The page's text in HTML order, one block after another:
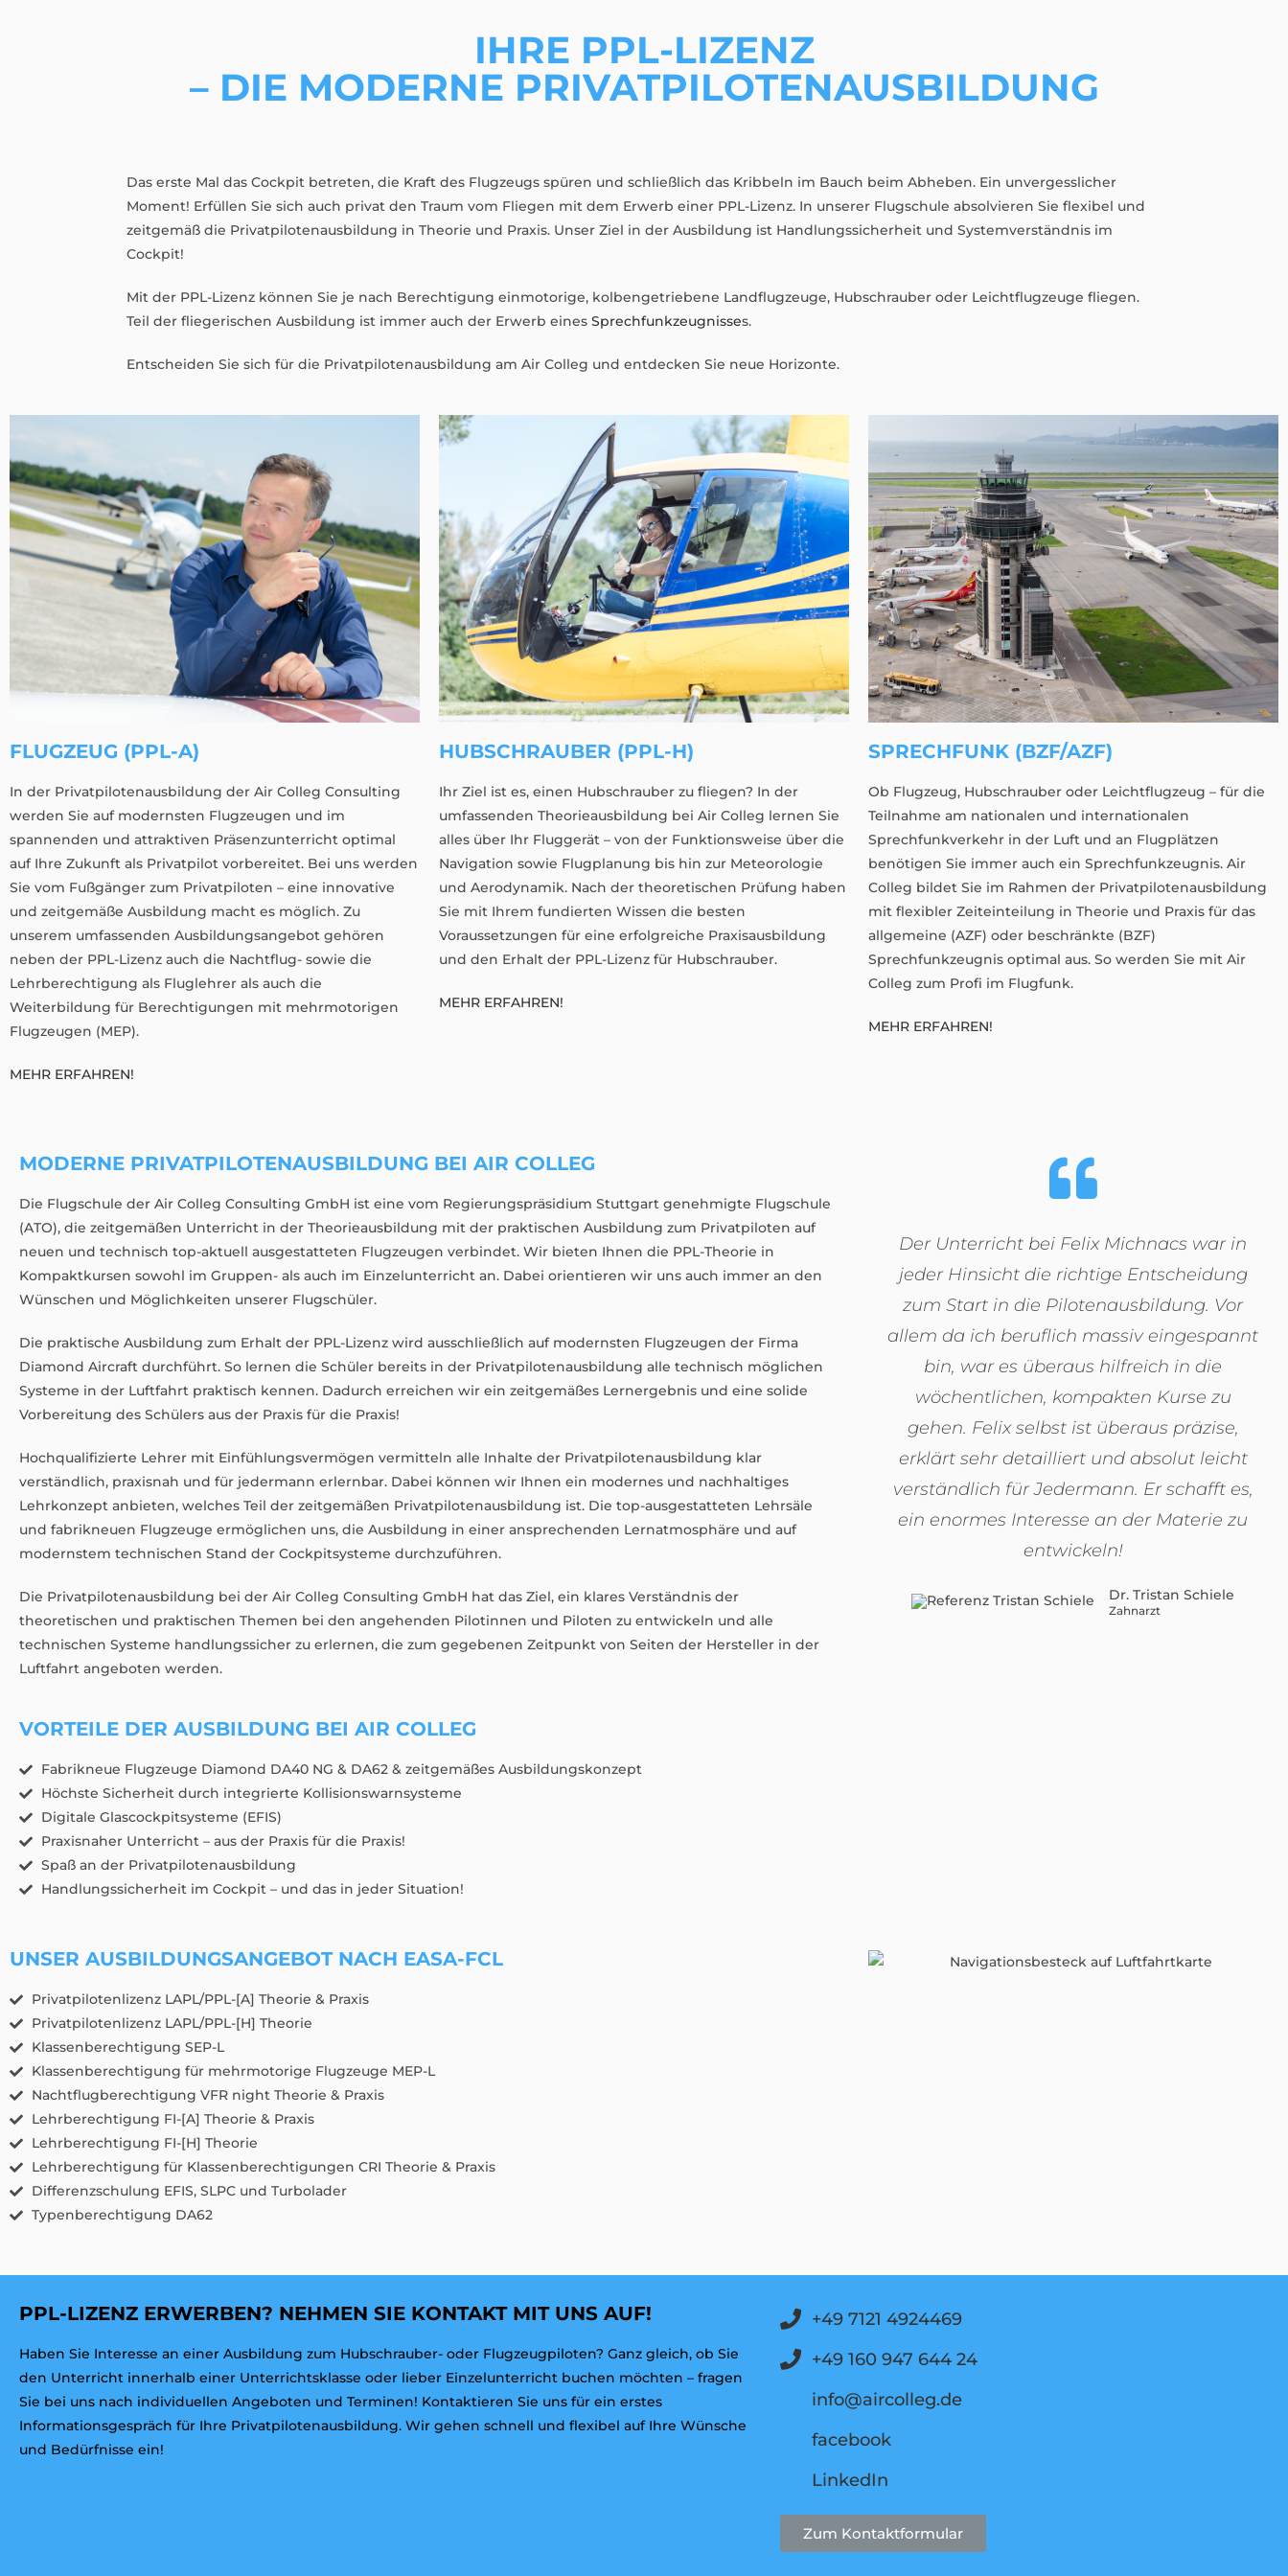
IHRE PPL-LIZENZ
– DIE MODERNE PRIVATPILOTENAUSBILDUNG
Das erste Mal das Cockpit betreten, die Kraft des Flugzeugs spüren und schließlich das Kribbeln im Bauch beim Abheben. Ein unvergesslicher
Moment! Erfüllen Sie sich auch privat den Traum vom Fliegen mit dem Erwerb einer PPL-Lizenz. In unserer Flugschule absolvieren Sie flexibel und
zeitgemäß die Privatpilotenausbildung in Theorie und Praxis. Unser Ziel in der Ausbildung ist Handlungssicherheit und Systemverständnis im
Cockpit!
Mit der PPL-Lizenz können Sie je nach Berechtigung einmotorige, kolbengetriebene Landflugzeuge, Hubschrauber oder Leichtflugzeuge fliegen.
Teil der fliegerischen Ausbildung ist immer auch der Erwerb eines Sprechfunkzeugnisses.
Entscheiden Sie sich für die Privatpilotenausbildung am Air Colleg und entdecken Sie neue Horizonte.
FLUGZEUG (PPL-A)
In der Privatpilotenausbildung der Air Colleg Consulting
werden Sie auf modernsten Flugzeugen und im
spannenden und attraktiven Präsenzunterricht optimal
auf Ihre Zukunft als Privatpilot vorbereitet. Bei uns werden
Sie vom Fußgänger zum Privatpiloten – eine innovative
und zeitgemäße Ausbildung macht es möglich. Zu
unserem umfassenden Ausbildungsangebot gehören
neben der PPL-Lizenz auch die Nachtflug- sowie die
Lehrberechtigung als Fluglehrer als auch die
Weiterbildung für Berechtigungen mit mehrmotorigen
Flugzeugen (MEP).
MEHR ERFAHREN!
HUBSCHRAUBER (PPL-H)
Ihr Ziel ist es, einen Hubschrauber zu fliegen? In der
umfassenden Theorieausbildung bei Air Colleg lernen Sie
alles über Ihr Fluggerät – von der Funktionsweise über die
Navigation sowie Flugplanung bis hin zur Meteorologie
und Aerodynamik. Nach der theoretischen Prüfung haben
Sie mit Ihrem fundierten Wissen die besten
Voraussetzungen für eine erfolgreiche Praxisausbildung
und den Erhalt der PPL-Lizenz für Hubschrauber.
MEHR ERFAHREN!
SPRECHFUNK (BZF/AZF)
Ob Flugzeug, Hubschrauber oder Leichtflugzeug – für die
Teilnahme am nationalen und internationalen
Sprechfunkverkehr in der Luft und an Flugplätzen
benötigen Sie immer auch ein Sprechfunkzeugnis. Air
Colleg bildet Sie im Rahmen der Privatpilotenausbildung
mit flexibler Zeiteinteilung in Theorie und Praxis für das
allgemeine (AZF) oder beschränkte (BZF)
Sprechfunkzeugnis optimal aus. So werden Sie mit Air
Colleg zum Profi im Flugfunk.
MEHR ERFAHREN!
MODERNE PRIVAT­PILOTEN­AUSBILDUNG BEI AIR COLLEG
Die Flugschule der Air Colleg Consulting GmbH ist eine vom Regierungspräsidium Stuttgart genehmigte Flugschule
(ATO), die zeitgemäßen Unterricht in der Theorieausbildung mit der praktischen Ausbildung zum Privatpiloten auf
neuen und technisch top-aktuell ausgestatteten Flugzeugen verbindet. Wir bieten Ihnen die PPL-Theorie in
Kompaktkursen sowohl im Gruppen- als auch im Einzelunterricht an. Dabei orientieren wir uns auch immer an den
Wünschen und Möglichkeiten unserer Flugschüler.
Die praktische Ausbildung zum Erhalt der PPL-Lizenz wird ausschließlich auf modernsten Flugzeugen der Firma
Diamond Aircraft durchführt. So lernen die Schüler bereits in der Privatpilotenausbildung alle technisch möglichen
Systeme in der Luftfahrt praktisch kennen. Dadurch erreichen wir ein zeitgemäßes Lernergebnis und eine solide
Vorbereitung des Schülers aus der Praxis für die Praxis!
Hochqualifizierte Lehrer mit Einfühlungsvermögen vermitteln alle Inhalte der Privatpilotenausbildung klar
verständlich, praxisnah und für jedermann erlernbar. Dabei können wir Ihnen ein modernes und nachhaltiges
Lehrkonzept anbieten, welches Teil der zeitgemäßen Privatpilotenausbildung ist. Die top-ausgestatteten Lehrsäle
und fabrikneuen Flugzeuge ermöglichen uns, die Ausbildung in einer ansprechenden Lernatmosphäre und auf
modernstem technischen Stand der Cockpitsysteme durchzuführen.
Die Privatpilotenausbildung bei der Air Colleg Consulting GmbH hat das Ziel, ein klares Verständnis der
theoretischen und praktischen Themen bei den angehenden Pilotinnen und Piloten zu entwickeln und alle
technischen Systeme handlungssicher zu erlernen, die zum gegebenen Zeitpunkt von Seiten der Hersteller in der
Luftfahrt angeboten werden.
VORTEILE DER AUSBILDUNG BEI AIR COLLEG
Fabrikneue Flugzeuge Diamond DA40 NG & DA62 & zeitgemäßes Ausbildungskonzept
Höchste Sicherheit durch integrierte Kollisionswarnsysteme
Digitale Glascockpitsysteme (EFIS)
Praxisnaher Unterricht – aus der Praxis für die Praxis!
Spaß an der Privatpilotenausbildung
Handlungssicherheit im Cockpit – und das in jeder Situation!
Der Unterricht bei Felix Michnacs war in
jeder Hinsicht die richtige Entscheidung
zum Start in die Pilotenausbildung. Vor
allem da ich beruflich massiv eingespannt
bin, war es überaus hilfreich in die
wöchentlichen, kompakten Kurse zu
gehen. Felix selbst ist überaus präzise,
erklärt sehr detailliert und absolut leicht
verständlich für Jedermann. Er schafft es,
ein enormes Interesse an der Materie zu
entwickeln!
Dr. Tristan Schiele
Zahnarzt
UNSER AUSBILDUNGSANGEBOT NACH EASA-FCL
Privatpilotenlizenz LAPL/PPL-[A] Theorie & Praxis
Privatpilotenlizenz LAPL/PPL-[H] Theorie
Klassenberechtigung SEP-L
Klassenberechtigung für mehrmotorige Flugzeuge MEP-L
Nachtflugberechtigung VFR night Theorie & Praxis
Lehrberechtigung FI-[A] Theorie & Praxis
Lehrberechtigung FI-[H] Theorie
Lehrberechtigung für Klassenberechtigungen CRI Theorie & Praxis
Differenzschulung EFIS, SLPC und Turbolader
Typenberechtigung DA62
PPL-LIZENZ ERWERBEN? NEHMEN SIE KONTAKT MIT UNS AUF!
Haben Sie Interesse an einer Ausbildung zum Hubschrauber- oder Flugzeugpiloten? Ganz gleich, ob Sie
den Unterricht innerhalb einer Unterrichtsklasse oder lieber Einzelunterricht buchen möchten – fragen
Sie bei uns nach individuellen Angeboten und Terminen! Kontaktieren Sie uns für ein erstes
Informationsgespräch für Ihre Privatpilotenausbildung. Wir gehen schnell und flexibel auf Ihre Wünsche
und Bedürfnisse ein!
+49 7121 4924469
+49 160 947 644 24
info@aircolleg.de
facebook
LinkedIn
Zum Kontaktformular